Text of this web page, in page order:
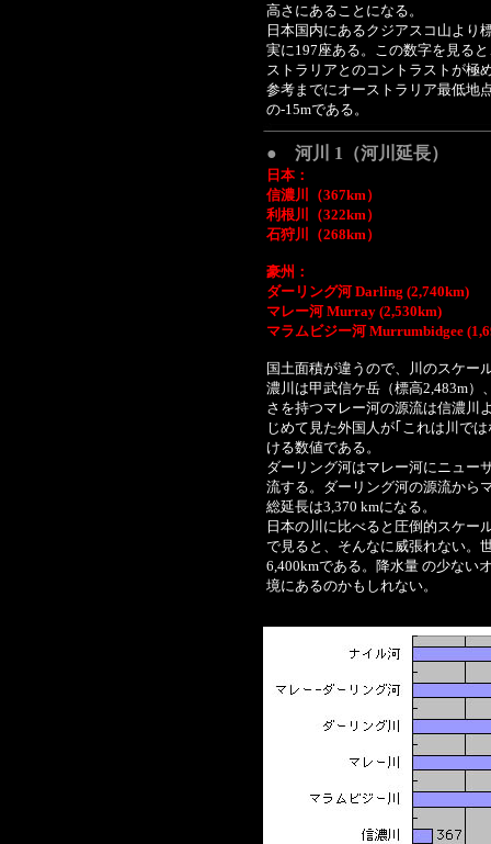
高さにあることになる。
日本国内にあるクジアスコ山より
実に197座ある。この数字を見る
ストラリアとのコントラストが極
参考までにオーストラリア最低地
の-15mである。
● 河川 1（河川延長）
日本：
信濃川（367km）
利根川（322km）
石狩川（268km）
豪州：
ダーリング河 Darling (2,740km)
マレー河 Murray (2,530km)
マラムビジー河 Murrumbidgee
国土面積が違うので、川のスケー
濃川は甲武信ケ岳（標高2,483m）
さを持つマレー河の源流は信濃川
じめて見た外国人が｢これは川で
ける数値である。
ダーリング河はマレー河にニュー
流する。ダーリング河の源流から
総延長は3,370 kmになる。
日本の川に比べると圧倒的スケー
で見ると、そんなに威張れない。
6,400kmである。降水量 の少ない
境にあるのかもしれない。